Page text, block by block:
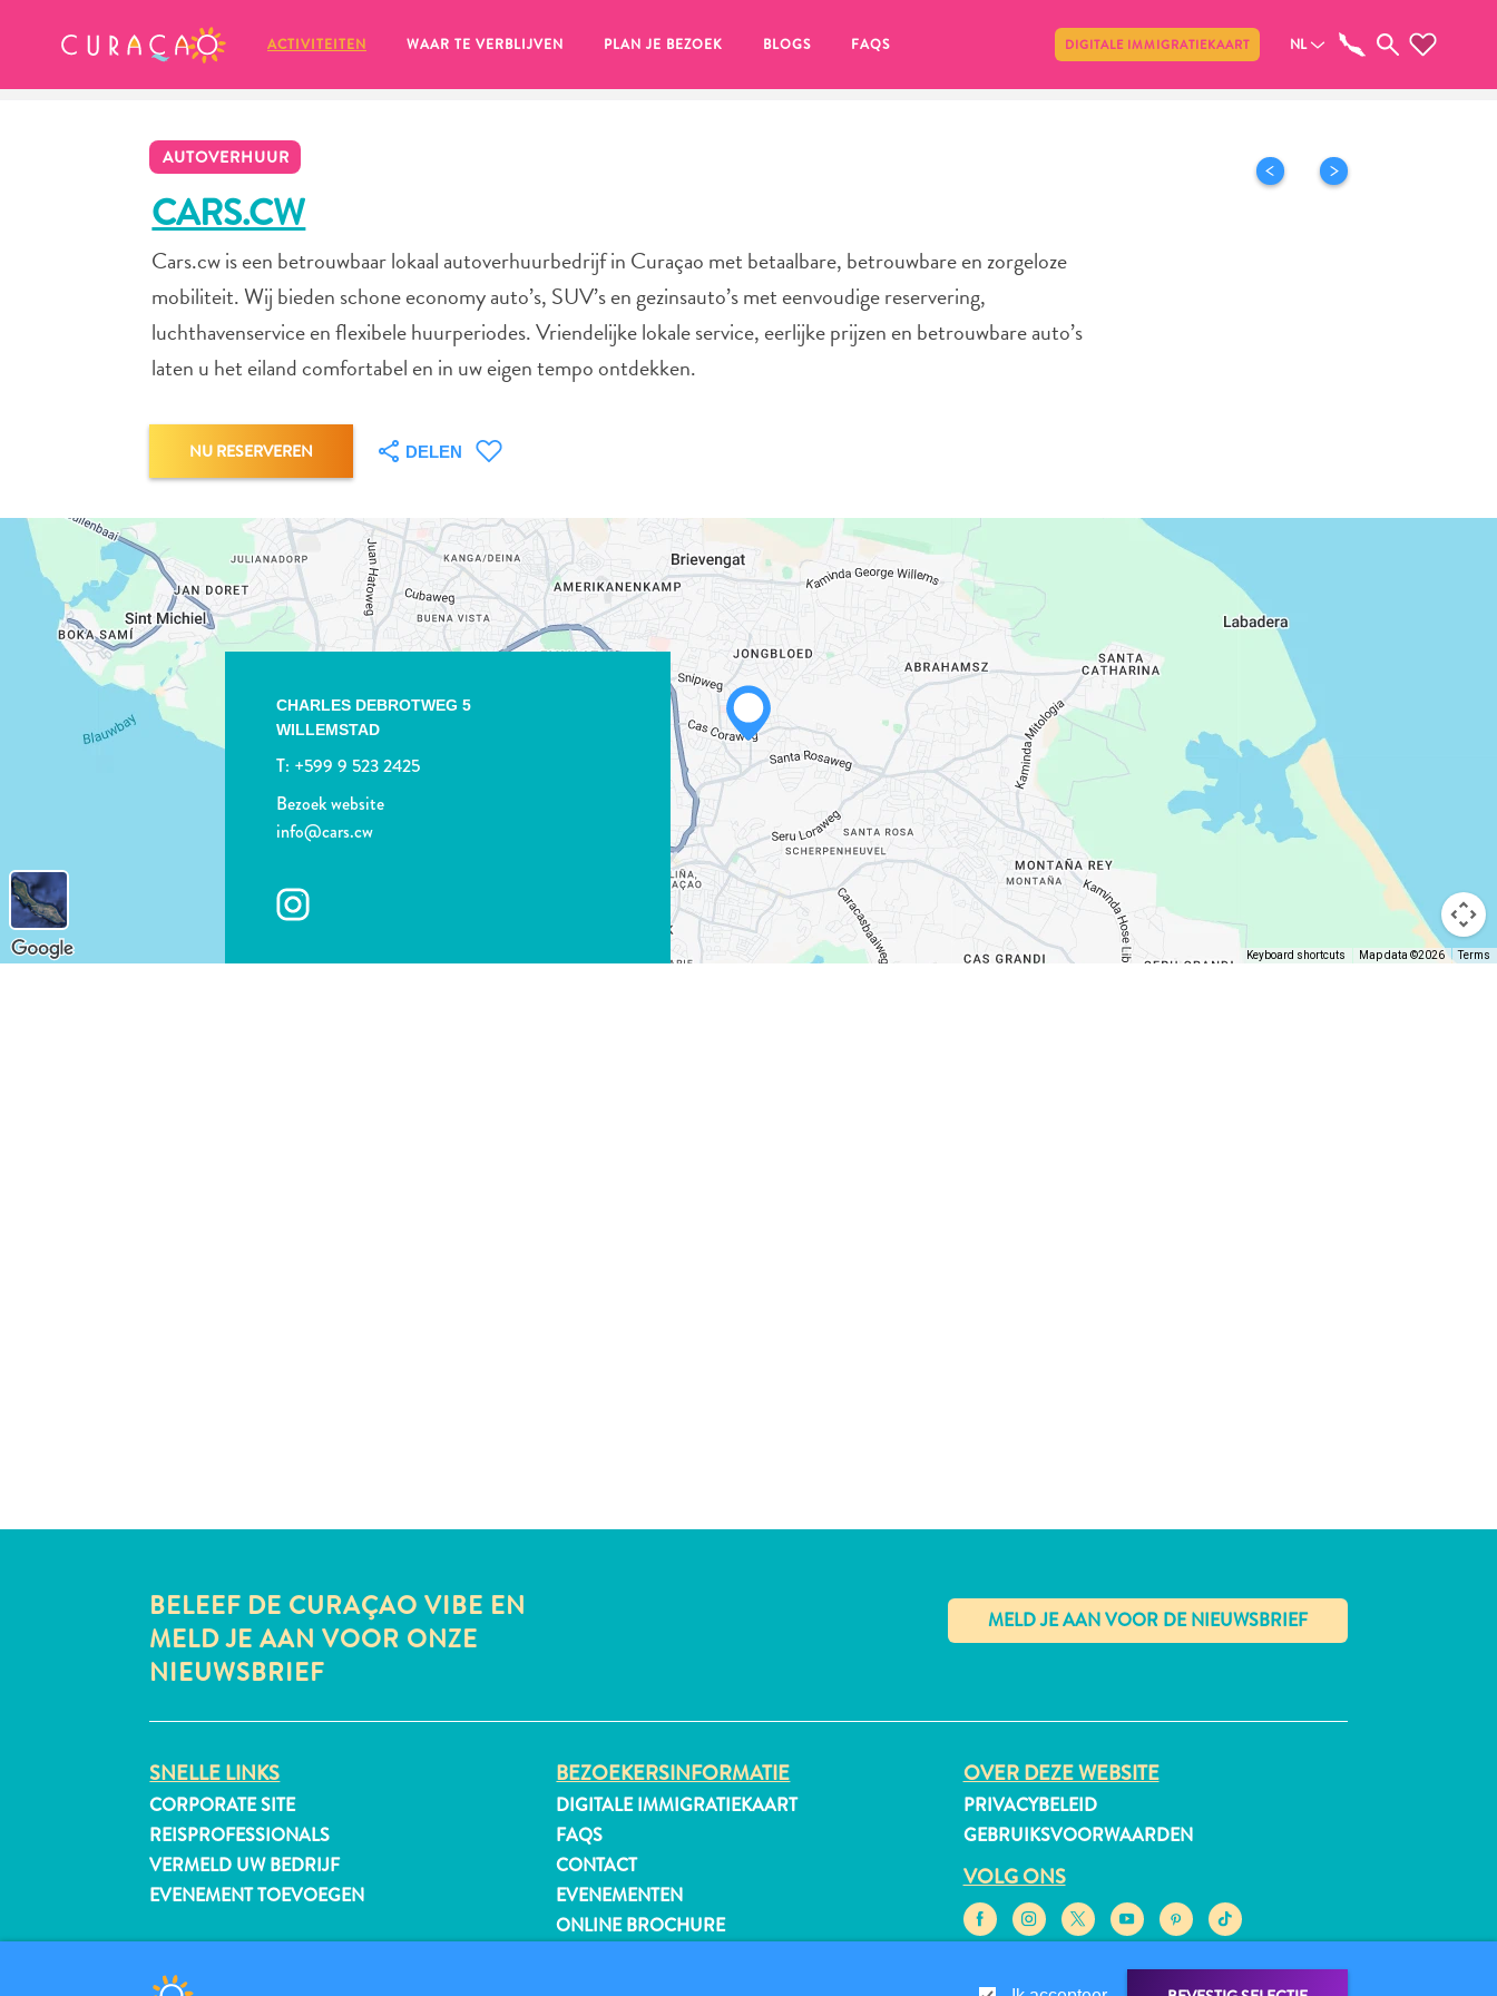
ACTIVITEITEN WAAR TE VERBLIJVEN PLAN JE BEZOEK BLOGS FAQS DIGITALE IMMIGRATIEKAART NL
AUTOVERHUUR
CARS.CW
Cars.cw is een betrouwbaar lokaal autoverhuurbedrijf in Curaçao met betaalbare, betrouwbare en zorgeloze
mobiliteit. Wij bieden schone economy auto’s, SUV’s en gezinsauto’s met eenvoudige reservering,
luchthavenservice en flexibele huurperiodes. Vriendelijke lokale service, eerlijke prijzen en betrouwbare auto’s
laten u het eiland comfortabel en in uw eigen tempo ontdekken.
NU RESERVEREN DELEN
WHATSAPP
CHARLES DEBROTWEG 5
WILLEMSTAD
T: +599 9 523 2425
Bezoek website
info@cars.cw
Keyboard shortcuts Map data ©2026 Terms
BELEEF DE CURAÇAO VIBE EN
MELD JE AAN VOOR ONZE
NIEUWSBRIEF
✕
SNELLE LINKS
CORPORATE SITE
REISPROFESSIONALS
VERMELD UW BEDRIJF
EVENEMENT TOEVOEGEN
BEZOEKERSINFORMATIE
DIGITALE IMMIGRATIEKAART
FAQS
CONTACT
EVENEMENTEN
ONLINE BROCHURE
OVER DEZE WEBSITE
PRIVACYBELEID
GEBRUIKSVOORWAARDEN
VOLG ONS
MIJN FAVORIETEN Delen
favoriete plekken opgeslagen.
Wanneer je iets op wil slaan om later nog eens te bekijken, klik op het